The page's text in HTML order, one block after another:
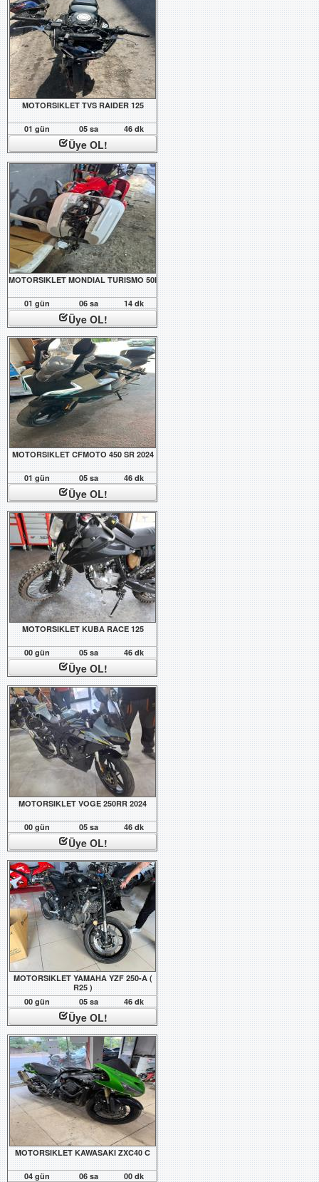
MOTORSIKLET TVS RAIDER 125
01 gün 05 sa 46 dk
Üye OL!
MOTORSIKLET MONDIAL TURISMO 50I
01 gün 06 sa 14 dk
Üye OL!
MOTORSIKLET CFMOTO 450 SR 2024
01 gün 05 sa 46 dk
Üye OL!
MOTORSIKLET KUBA RACE 125
00 gün 05 sa 46 dk
Üye OL!
MOTORSIKLET VOGE 250RR 2024
00 gün 05 sa 46 dk
Üye OL!
MOTORSIKLET YAMAHA YZF 250-A (
R25 )
00 gün
05 sa 46 dk
Üye OL!
MOTORSIKLET KAWASAKI ZXC40 C
04 gün 06 sa 00 dk